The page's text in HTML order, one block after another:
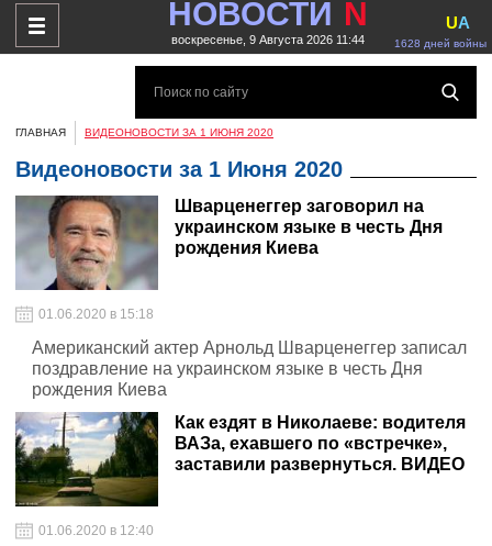
НОВОСТИ N
воскресенье, 9 Августа 2026 11:44 1628 дней войны
UA
ГЛАВНАЯ ВИДЕОНОВОСТИ ЗА 1 ИЮНЯ 2020
Видеоновости за 1 Июня 2020
Шварценеггер заговорил на
украинском языке в честь Дня
рождения Киева
01.06.2020 в 15:18
Американский актер Арнольд Шварценеггер записал
поздравление на украинском языке в честь Дня
рождения Киева
Как ездят в Николаеве: водителя
ВАЗа, ехавшего по «встречке»,
заставили развернуться. ВИДЕО
01.06.2020 в 12:40